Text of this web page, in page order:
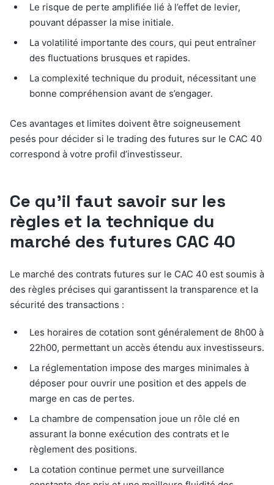
Le risque de perte amplifiée lié à l’effet de levier,
pouvant dépasser la mise initiale.
La volatilité importante des cours, qui peut entraîner
des fluctuations brusques et rapides.
La complexité technique du produit, nécessitant une
bonne compréhension avant de s’engager.
Ces avantages et limites doivent être soigneusement
pesés pour décider si le trading des futures sur le CAC 40
correspond à votre profil d’investisseur.
Ce qu’il faut savoir sur les
règles et la technique du
marché des futures CAC 40
Le marché des contrats futures sur le CAC 40 est soumis à
des règles précises qui garantissent la transparence et la
sécurité des transactions :
Les horaires de cotation sont généralement de 8h00 à
22h00, permettant un accès étendu aux investisseurs.
La réglementation impose des marges minimales à
déposer pour ouvrir une position et des appels de
marge en cas de pertes.
La chambre de compensation joue un rôle clé en
assurant la bonne exécution des contrats et le
règlement des positions.
La cotation continue permet une surveillance